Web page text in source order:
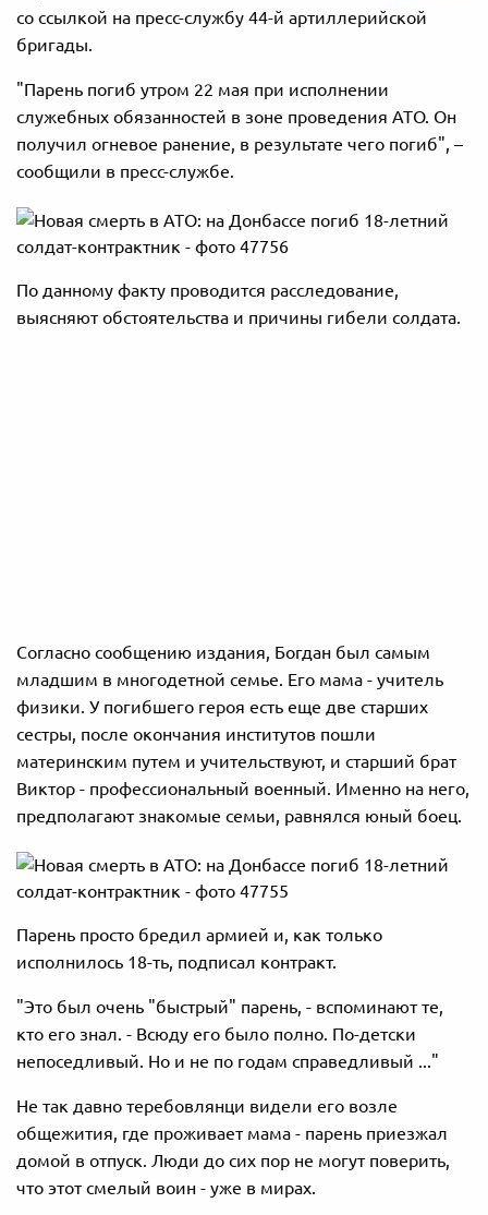
со ссылкой на пресс-службу 44-й артиллерийской
бригады.
"Парень погиб утром 22 мая при исполнении
служебных обязанностей в зоне проведения АТО. Он
получил огневое ранение, в результате чего погиб", –
сообщили в пресс-службе.
По данному факту проводится расследование,
выясняют обстоятельства и причины гибели солдата.
Согласно сообщению издания, Богдан был самым
младшим в многодетной семье. Его мама - учитель
физики. У погибшего героя есть еще две старших
сестры, после окончания институтов пошли
материнским путем и учительствуют, и старший брат
Виктор - профессиональный военный. Именно на него,
предполагают знакомые семьи, равнялся юный боец.
Парень просто бредил армией и, как только
исполнилось 18-ть, подписал контракт.
"Это был очень "быстрый" парень, - вспоминают те,
кто его знал. - Всюду его было полно. По-детски
непоседливый. Но и не по годам справедливый ..."
Не так давно теребовлянци видели его возле
общежития, где проживает мама - парень приезжал
домой в отпуск. Люди до сих пор не могут поверить,
что этот смелый воин - уже в мирах.